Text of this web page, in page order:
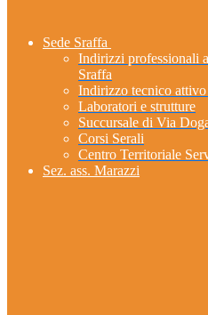
Sede Sraffa
Indirizzi professionali
Sraffa
Indirizzo tecnico attivo
Laboratori e strutture
Succursale di Via
Corsi Serali
Centro Territoriale
Sez. ass. Marazzi